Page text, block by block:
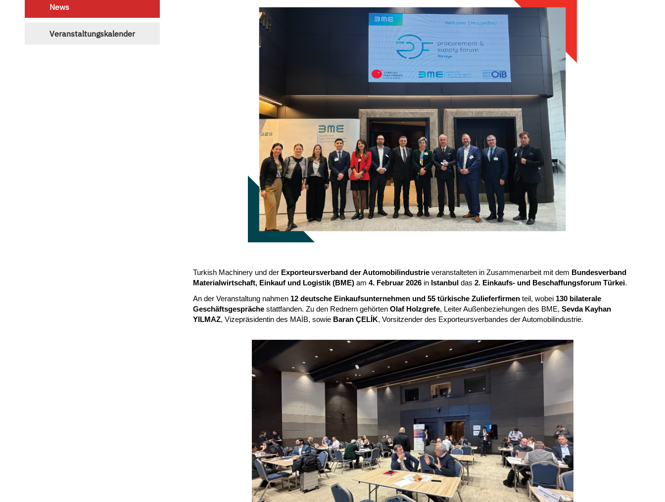
News
Veranstaltungskalender
Turkish Machinery und der Exporteursverband der Automobilindustrie veranstalteten in Zusammenarbeit mit dem Bundesverband
Materialwirtschaft, Einkauf und Logistik (BME) am4. Februar 2026 in Istanbul das2. Einkaufs- und Beschaffungsforum Türkei.
An der Veranstaltung nahmen 12 deutsche Einkaufsunternehmen und 55 türkische Zulieferfirmen teil, wobei 130 bilaterale
Geschäftsgespräche stattfanden. Zu den Rednern gehörtenOlaf Holzgrefe, Leiter Außenbeziehungen des BME,Sevda Kayhan
YILMAZ, Vizepräsidentin des MAİB, sowie Baran ÇELİK, Vorsitzender des Exporteursverbandes der Automobilindustrie.